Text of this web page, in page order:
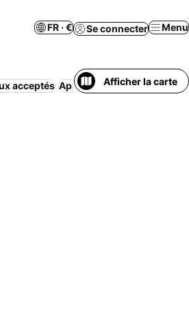
FR · € Se connecter Menu
acceptés Appart’hôtel Spa
Afficher la carte